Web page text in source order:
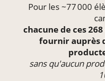
Pour les ~77 000
chacune de ces
fournir auprès
sans qu'aucun